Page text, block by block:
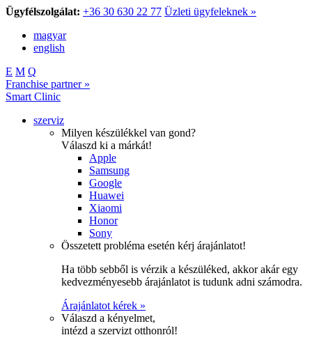
Ügyfélszolgálat: +36 30 630 22 77 Üzleti ügyfeleknek »
magyar
english
E M Q
Franchise partner »
Smart Clinic
szerviz
Milyen készülékkel van gond?
Válaszd ki a márkát!
Apple
Samsung
Google
Huawei
Xiaomi
Honor
Sony
Összetett probléma esetén kérj árajánlatot!
Ha több sebből is vérzik a készüléked, akkor akár egy
kedvezményesebb árajánlatot is tudunk adni számodra.
Árajánlatot kérek »
Válaszd a kényelmet,
intézd a szervizt otthonról!